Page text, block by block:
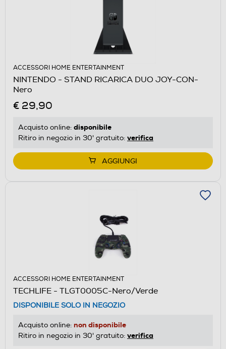
ACCESSORI HOME ENTERTAINMENT
NINTENDO - STAND RICARICA DUO JOY-CON-
Nero
€ 29,90
Acquisto online: disponibile
Ritiro in negozio in 30' gratuito: verifica
AGGIUNGI
ACCESSORI HOME ENTERTAINMENT
TECHLIFE - TLGT0005C-Nero/Verde
DISPONIBILE SOLO IN NEGOZIO
Acquisto online: non disponibile
Ritiro in negozio in 30' gratuito: verifica